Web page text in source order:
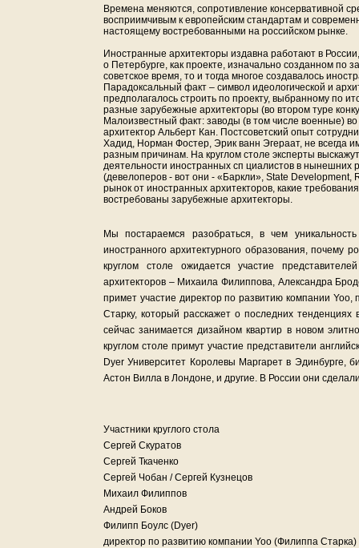
Времена меняются, сопротивление консервативной
восприимчивым к европейским стандартам и
настоящему востребованными на российском рынке.
Иностранные архитекторы издавна работают в
о Петербурге, как проекте, изначально созданном по
советское время, то и тогда многое создавалось
Парадоксальный факт – символ идеологической и
предполагалось строить по проекту, выбранному по
разные зарубежные архитекторы (во втором туре
Малоизвестный факт: заводы (в том числе военные)
архитектор Альберт Кан. Постсоветский опыт
Хадид, Норман Фостер, Эрик ванн Эгераат, не всегда
разным причинам. На круглом столе эксперты
деятельности иностранных сп циалистов в нынешних
(девелоперов - вот они - «Баркли», State Development,
рынок от иностранных архитекторов, какие
востребованы зарубежные архитекторы.
Мы постараемся разобраться, в чем
иностранного архитектурного образования, почему
круглом столе ожидается участие
архитекторов – Михаила Филиппова, Александра
примет участие директор по развитию компании
Старку, который расскажет о последних
сейчас занимается дизайном квартир в новом
круглом столе примут участие представители
Dyer Университет Королевы Маргарет в Эдинбурге,
Астон Вилла в Лондоне, и другие. В России они
Участники круглого стола
Сергей Скуратов
Сергей Ткаченко
Сергей Чобан / Сергей Кузнецов
Михаил Филиппов
Андрей Боков
Филипп Боулс (Dyer)
директор по развитию компании Yoo (Филиппа